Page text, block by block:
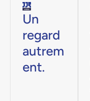
Un
regard
autrem
ent.